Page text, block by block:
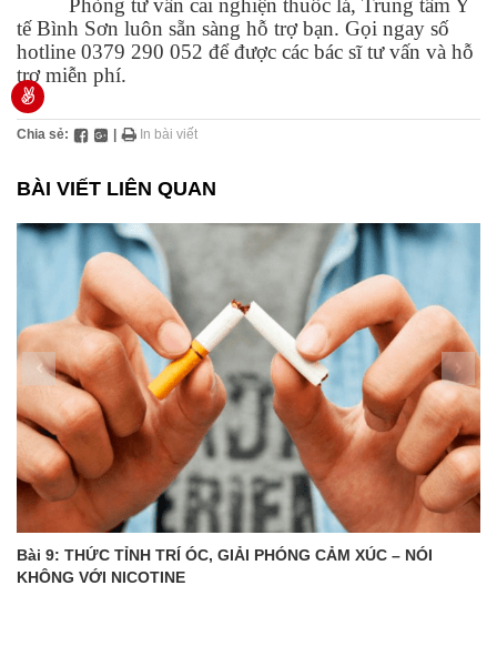
Phòng tư vấn cai nghiện thuốc lá, Trung tâm Y
tế Bình Sơn luôn sẵn sàng hỗ trợ bạn. Gọi ngay số
hotline 0379 290 052 để được các bác sĩ tư vấn và hỗ
trợ miễn phí.
Chia sẻ: | In bài viết
BÀI VIẾT LIÊN QUAN
Bài 9: THỨC TỈNH TRÍ ÓC, GIẢI PHÓNG CẢM XÚC – NÓI
KHÔNG VỚI NICOTINE